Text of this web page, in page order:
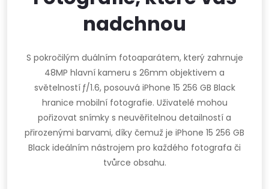
nadchnou
S pokročilým duálním fotoaparátem, který zahrnuje
48MP hlavní kameru s 26mm objektivem a
světelností ƒ/1.6, posouvá iPhone 15 256 GB Black
hranice mobilní fotografie. Uživatelé mohou
pořizovat snímky s neuvěřitelnou detailností a
přirozenými barvami, díky čemuž je iPhone 15 256 GB
Black ideálním nástrojem pro každého fotografa či
tvůrce obsahu.